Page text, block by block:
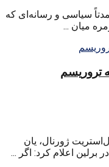
سیاسی و رسانه‌ای که
تروریسم
ژورنال، یان
برلین اعلام کرد: اگر ...